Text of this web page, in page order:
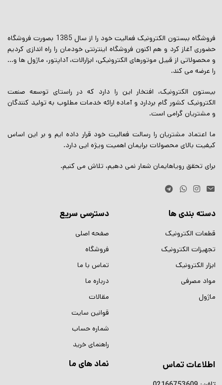
فروشگاه ببستون الکترونیک فعالیت خود را از سال 1385 بصورت فروشگاه
حضوری آغاز کرد و هم اکنون فروشگاه اینترنتی خودمان را راه اندازی کردیم
و محصولاتی از قبیل موتورهای الکترونیکی، ابزارالات، آداپتور، ماژول ها و…
را عرضه می کند.
بیستون الکترونیک، افتخار این را دارد که در راستای توسعه صنعت
الکترونیک کشور گام بردارد و آماده ارائه خدمات مطلوب به تولید کنندگان
و مشتریان گرامی است.
ما اعتماد مشتریان را رسالت فعالیت خود قرار داده ایم و بر این اساس
کیفیت بالای محصولات برایمان اهمیت ویژه ایی دارد.
برای تحقق رویاهایمان شعار نمی دهیم، تلاش می کنیم.
دسته بندی ها
قطعات الکترونیک
تجهیزات الکترونیک
ابزار الکترونیک
مواد مصرفی
ماژول
دسترسی سریع
صفحه اصلی
فروشگاه
تماس با ما
درباره ما
مقالات
قوانین سایت
شماره حساب
راهنمای خرید
اطلاعات تماس نماد های ما